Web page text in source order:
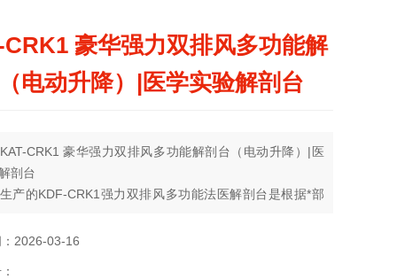
豪华强力双排风多功能解
电动升降）|医学实验解剖台
CRK1 豪华强力双排风多功能解剖台（电动升降）|医
剖台
产的KDF-CRK1强力双排风多功能法医解剖台是根据*部
，精工制作，耐酸耐碱，并具有抽风、解剖双重功能，整
2026-03-16